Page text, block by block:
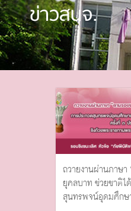
ข่าวสนจ.
ถวายงานผ่านภาษา
ยุคลบาท ช่วยชาติไ
สุนทรพจน์อุดมศึกษ